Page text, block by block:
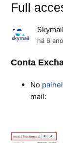
Painel De
Backup
Citrix
Full
Skymail
há 6
Conta
No
mail: